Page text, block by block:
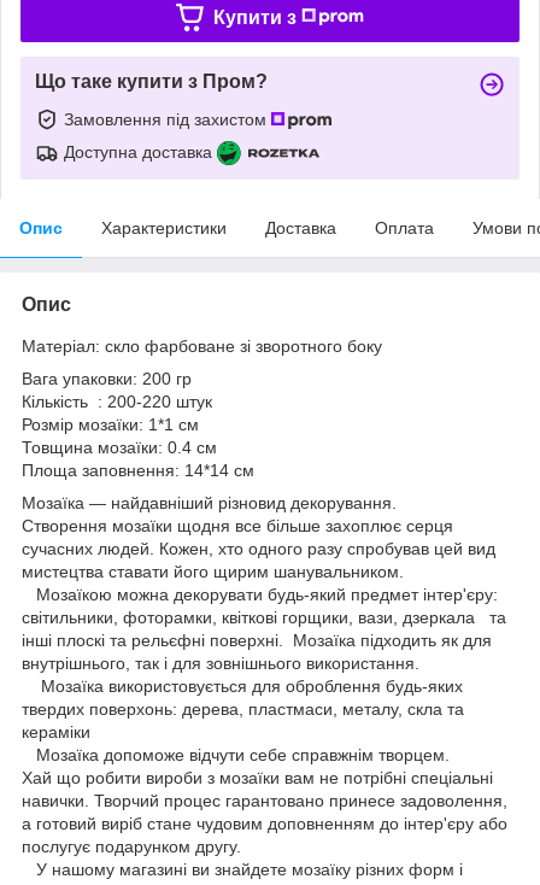
Купити з
Що таке купити з Пром?
Замовлення під захистом
Доступна доставка
Опис Характеристики Доставка Оплата Умови
Опис
Матеріал: скло фарбоване зі зворотного боку
Вага упаковки: 200 гр
Кількість : 200-220 штук
Розмір мозаїки: 1*1 см
Товщина мозаїки: 0.4 см
Площа заповнення: 14*14 см
Мозаїка — найдавніший різновид декорування.
Створення мозаїки щодня все більше захоплює серця
сучасних людей. Кожен, хто одного разу спробував цей вид
мистецтва ставати його щирим шанувальником.
Мозаїкою можна декорувати будь-який предмет інтер'єру:
світильники, фоторамки, квіткові горщики, вази, дзеркала та
інші плоскі та рельєфні поверхні. Мозаїка підходить як для
внутрішнього, так і для зовнішнього використання.
Мозаїка використовується для оброблення будь-яких
твердих поверхонь: дерева, пластмаси, металу, скла та
кераміки
Мозаїка допоможе відчути себе справжнім творцем.
Хай що робити вироби з мозаїки вам не потрібні спеціальні
навички. Творчий процес гарантовано принесе задоволення,
а готовий виріб стане чудовим доповненням до інтер'єру або
послугує подарунком другу.
У нашому магазині ви знайдете мозаїку різних форм і